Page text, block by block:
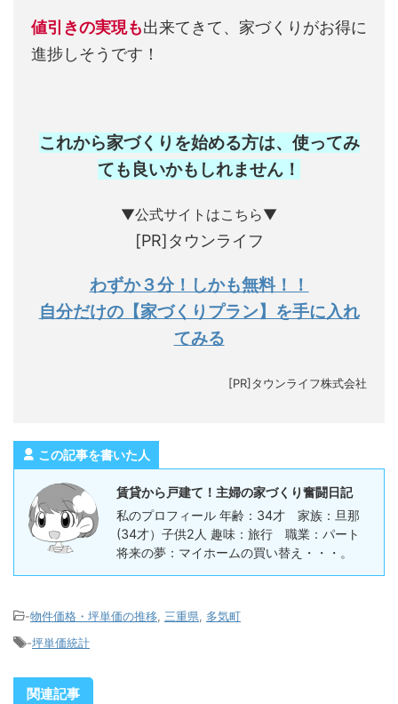
値引きの実現も出来てきて、家づくりがお得に
進捗しそうです！
これから家づくりを始める方は、使ってみ
ても良いかもしれません ！
▼公式サイトはこちら▼
[PR]タウンライフ
わずか３分！しかも無料！！
自分だけの【家づくりプラン】を手に入れ
てみる
[PR]タウンライフ株式会社
この記事を書いた人
賃貸から戸建て！主婦の家づくり奮闘日記
私のプロフィール 年齢：34才 家族：旦那
(34才）子供2人 趣味：旅行 職業：パート
将来の夢：マイホームの買い替え・・・。
-物件価格・坪単価の推移 三重県
多気町
-坪単価統計
関連記事